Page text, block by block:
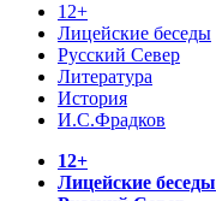
12+
Лицейские беседы
Русский Север
Литература
История
И.С.Фрадков
12+
Лицейские беседы